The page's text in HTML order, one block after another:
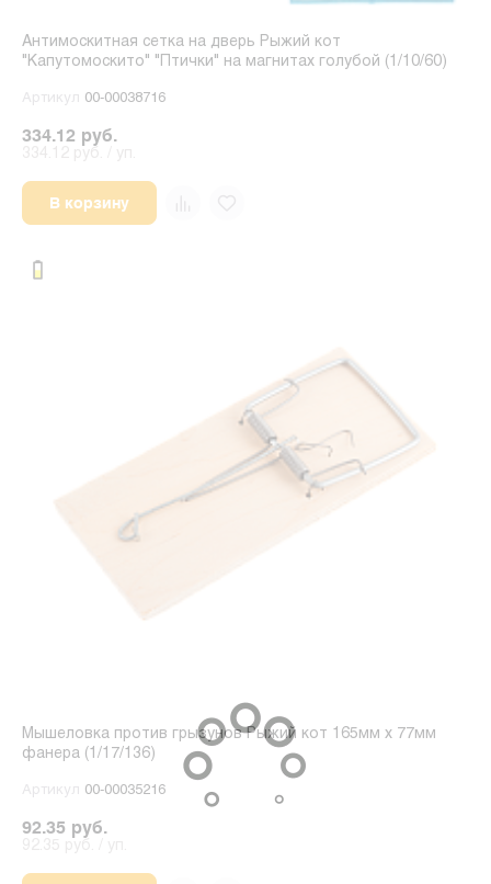
Антимоскитная сетка на дверь Рыжий кот
"Капутомоскито" "Птички" на магнитах голубой (1/10/60)
Артикул 00-00038716
334.12 руб.
В корзину
Мышеловка против грызунов Рыжий кот 165мм x 77мм
фанера (1/17/136)
Артикул 00-00035216
92.35 руб.